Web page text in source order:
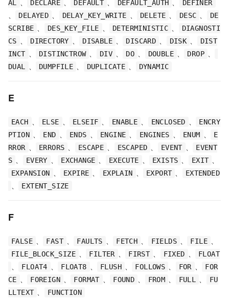
AL
DECLARE DEFAULT DEFAULT_AUTH DEFINER
DELAYED DELAY_KEY_WRITE DELETE DESC
DE
SCRIBE
DES_KEY_FILE DETERMINISTIC
DIAGNOSTI
CS
DIRECTORY DISABLE DISCARD DISK
DIST
INCT
DISTINCTROW DIV DO DOUBLE DROP
DUAL DUMPFILE DUPLICATE DYNAMIC
E
EACH ELSE ELSEIF ENABLE ENCLOSED
ENCRY
PTION
END ENDS ENGINE ENGINES ENUM
E
RROR
ERRORS ESCAPE ESCAPED EVENT
EVENT
S
EVERY EXCHANGE EXECUTE EXISTS EXIT
EXPANSION EXPIRE EXPLAIN EXPORT EXTENDED
EXTENT_SIZE
F
FALSE FAST FAULTS FETCH FIELDS FILE
FILE_BLOCK_SIZE FILTER FIRST FIXED FLOAT
FLOAT4 FLOAT8 FLUSH FOLLOWS FOR
FOR
CE
FOREIGN FORMAT FOUND FROM FULL
FU
LLTEXT
FUNCTION